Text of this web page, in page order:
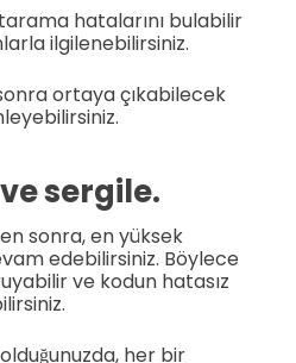
hatalarını bulabilir
ilgilenebilirsiniz.
ortaya çıkabilecek
sergile.
sonra, en yüksek
edebilirsiniz. Böylece
ve kodun hatasız
her bir